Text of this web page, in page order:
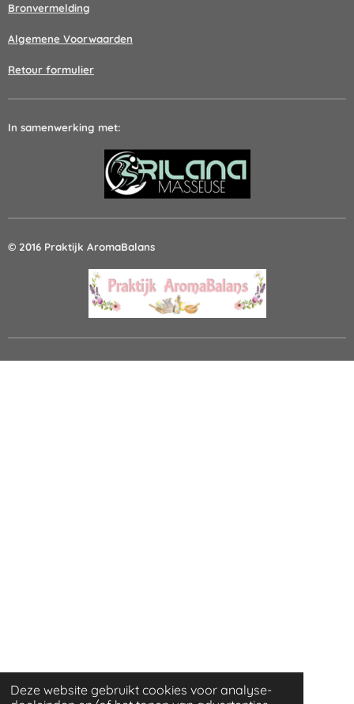
Deze website gebruikt cookies voor analyse-
Bronvermelding
Algemene Voorwaarden
Retour formulier
In samenwerking met:
© 2016 Praktijk AromaBalans